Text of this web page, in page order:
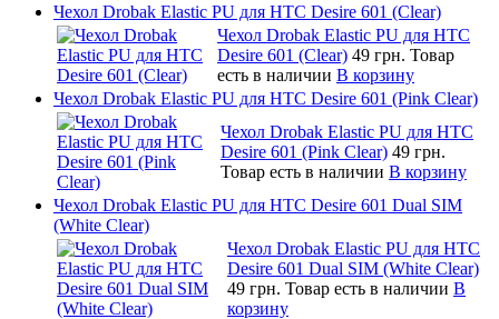
Чехол Drobak Elastic PU для HTC Desire 601 (Clear)
Чехол Drobak Elastic PU для HTC
Desire 601 (Clear) 49 грн. Товар
есть в наличии В корзину
Чехол Drobak Elastic PU для HTC Desire 601 (Pink Clear)
Чехол Drobak Elastic PU для HTC
Desire 601 (Pink Clear) 49 грн.
Товар есть в наличии В корзину
Чехол Drobak Elastic PU для HTC Desire 601 Dual SIM
(White Clear)
Чехол Drobak Elastic PU для HTC
Desire 601 Dual SIM (White Clear)
49 грн. Товар есть в наличии В
корзину